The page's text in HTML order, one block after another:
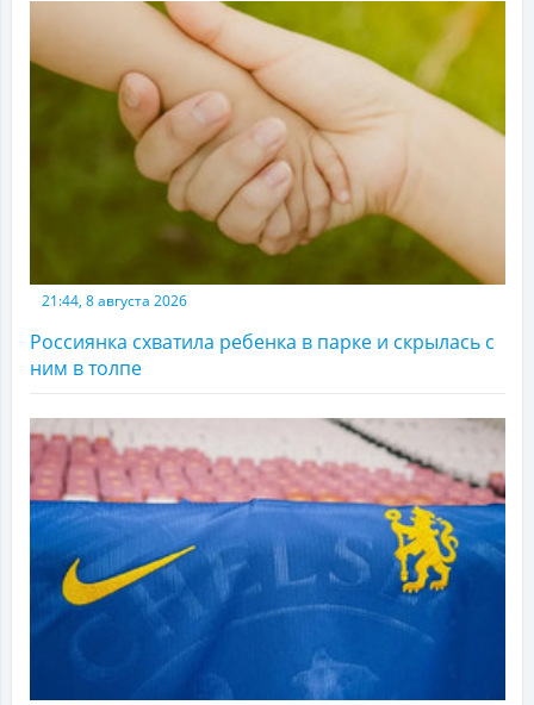
21:44, 8 августа 2026
Россиянка схватила ребенка в парке и скрылась с
ним в толпе